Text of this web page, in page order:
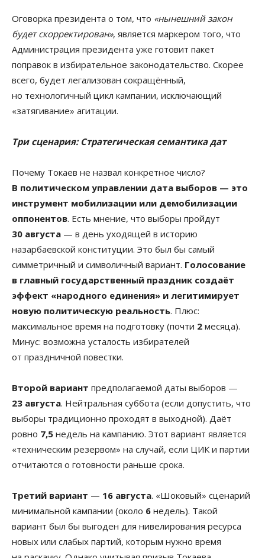
Оговорка президента о том, что «нынешний закон
будет скорректирован», является маркером того, что
Администрация президента уже готовит пакет
поправок в избирательное законодательство. Скорее
всего, будет легализован сокращённый,
но технологичный цикл кампании, исключающий
«затягивание» агитации.
Три сценария: Стратегическая семантика дат
Почему Токаев не назвал конкретное число?
В политическом управлении дата выборов — это
инструмент мобилизации или демобилизации
оппонентов. Есть мнение, что выборы пройдут
30 августа — в день уходящей в историю
назарбаевской конституции. Это был бы самый
симметричный и символичный вариант. Голосование
в главный государственный праздник создаёт
эффект «народного единения» и легитимирует
новую политическую реальность. Плюс:
максимальное время на подготовку (почти 2 месяца).
Минус: возможна усталость избирателей
от праздничной повестки.
Второй вариант предполагаемой даты выборов —
23 августа. Нейтральная суббота (если допустить, что
выборы традиционно проходят в выходной). Даёт
ровно 7,5 недель на кампанию. Этот вариант является
«техническим резервом» на случай, если ЦИК и партии
отчитаются о готовности раньше срока.
Третий вариант — 16 августа. «Шоковый» сценарий
минимальной кампании (около 6 недель). Такой
вариант был бы выгоден для нивелирования ресурса
новых или слабых партий, которым нужно время